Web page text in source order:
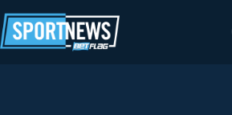
al
contenuto